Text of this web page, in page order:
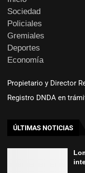
Sociedad
Policiales
Gremiales
Deportes
Economía
Propietario y Director
Registro DNDA en
ÚLTIMAS NOTICIAS